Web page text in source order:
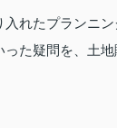
れたプランニン
た疑問を、土